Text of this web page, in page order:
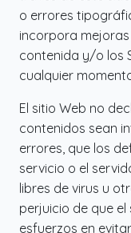
o errores
incorpora
contenida y/o los
cualquier
El sitio Web no
contenidos sean
errores, que los
servicio o el
libres de virus u
perjuicio de que
esfuerzos en